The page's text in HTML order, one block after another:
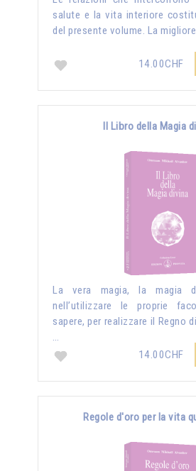
salute e la vita interiore
del presente volume. La
14.00CHF
Il Libro della Magia
La vera magia, la magia
nell’utilizzare le proprie
sapere, per realizzare il Regno
…
14.00CHF
Regole d'oro per la vita